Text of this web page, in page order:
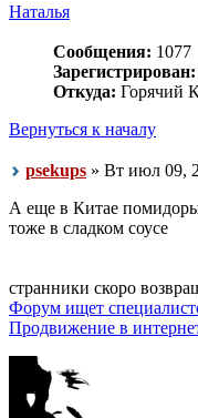
Наталья
Сообщения: 1077
Зарегистрирован:
Откуда: Горячий
Вернуться к началу
psekups » Вт июл 09,
А еще в Китае
тоже в сладком соусе
странники скоро
Форум ищет
Продвижение в